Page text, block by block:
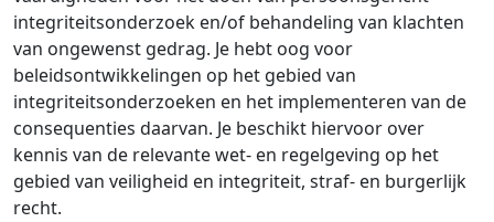
integriteitsonderzoek en/of behandeling van klachten
van ongewenst gedrag. Je hebt oog voor
beleidsontwikkelingen op het gebied van
integriteitsonderzoeken en het implementeren van de
consequenties daarvan. Je beschikt hiervoor over
kennis van de relevante wet- en regelgeving op het
gebied van veiligheid en integriteit, straf- en burgerlijk
recht.